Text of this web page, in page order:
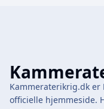
Kammeraterikrig.dk er
officielle hjemmeside.